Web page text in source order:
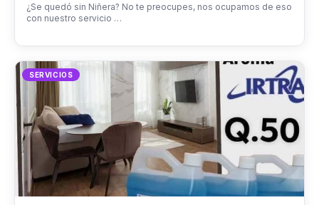
¿Se quedó sin Niñera? No te preocupes, nos ocupamos de eso
con nuestro servicio …
SERVICIOS